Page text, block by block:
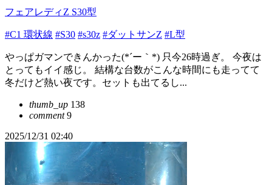
フェアレディZ S30型
#C1 環状線 #S30 #s30z #ダットサンZ #L型
やっぱガマンできんかった(*´ー｀*) 只今26時過ぎ。 今夜は
とってもイイ感じ。 結構な台数がこんな時間にも走ってて
冬だけど熱い夜です。セットも出てるし...
thumb_up 138
comment9
2025/12/31 02:40